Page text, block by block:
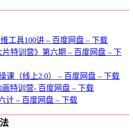
⼯具100讲 – 百度网盘 – 下载
片特训营》第六期 – 百度网盘 – 下
课（线上2.0） – 百度网盘 – 下载
特训营- 百度网盘 – 下载
计 – 百度网盘 – 下载